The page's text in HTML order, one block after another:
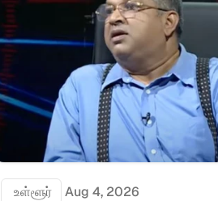
உள்ளூர் Aug 4, 2026